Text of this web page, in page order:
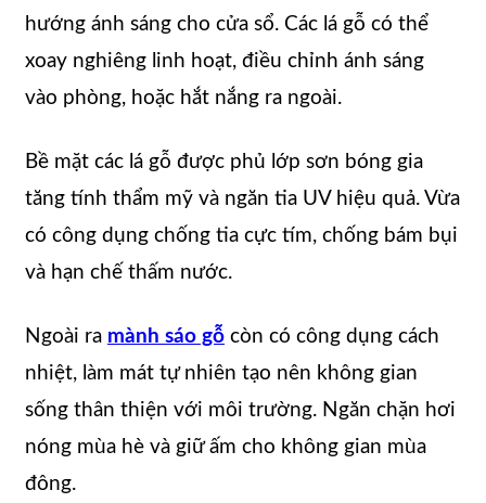
hướng ánh sáng cho cửa sổ. Các lá gỗ có thể
xoay nghiêng linh hoạt, điều chỉnh ánh sáng
vào phòng, hoặc hắt nắng ra ngoài.
Bề mặt các lá gỗ được phủ lớp sơn bóng gia
tăng tính thẩm mỹ và ngăn tia UV hiệu quả. Vừa
có công dụng chống tia cực tím, chống bám bụi
và hạn chế thấm nước.
Ngoài ra mành sáo gỗ còn có công dụng cách
nhiệt, làm mát tự nhiên tạo nên không gian
sống thân thiện với môi trường. Ngăn chặn hơi
nóng mùa hè và giữ ấm cho không gian mùa
đông.